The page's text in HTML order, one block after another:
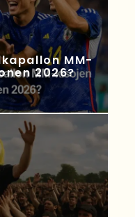
MM-
2026?